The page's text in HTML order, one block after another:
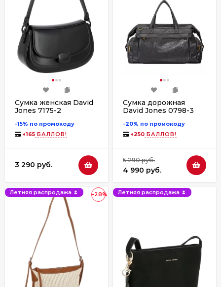
Сумка женская David
Jones 7175-2
-15% по промокоду
+165 БАЛЛОВ!
3 290 руб.
Сумка дорожная
David Jones 0798-3
-20% по промокоду
+250 БАЛЛОВ!
5 290 руб.
4 990 руб.
-28%
Летняя распродажа 🌷 Летняя распродажа 🌷